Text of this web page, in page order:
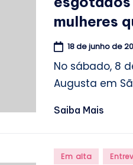
mulheres
18 de junho de
No sábado, 8
Augusta em
Saiba Mais
Posted
Em alta